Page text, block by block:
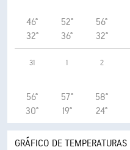
46°
32°
52°
36°
56°
32°
31
56°
30°
1
57°
19°
2
58°
24°
GRÁFICO DE TEMPERATURAS